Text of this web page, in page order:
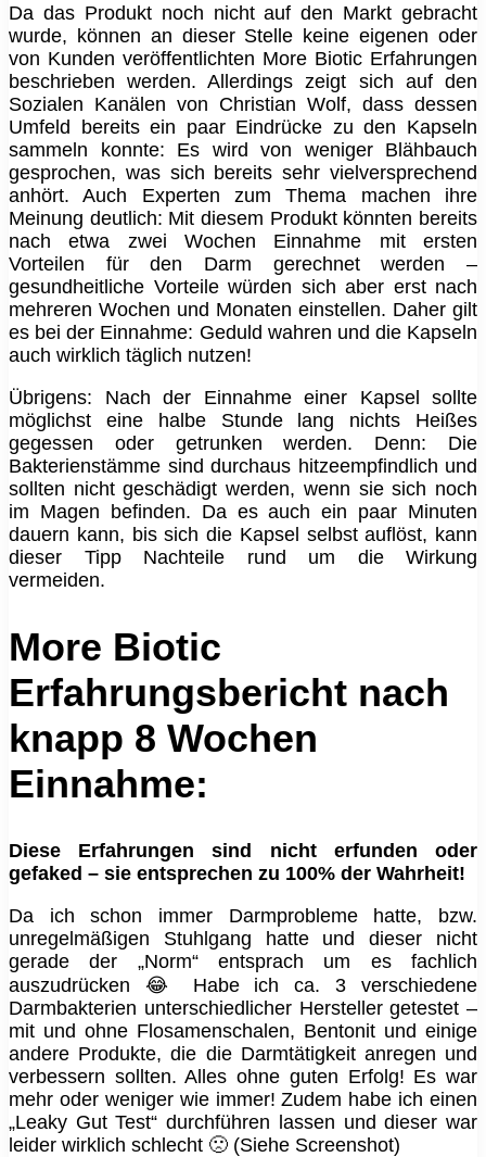
Da das Produkt noch nicht auf den Markt gebracht
wurde, können an dieser Stelle keine eigenen oder
von Kunden veröffentlichten More Biotic Erfahrungen
beschrieben werden. Allerdings zeigt sich auf den
Sozialen Kanälen von Christian Wolf, dass dessen
Umfeld bereits ein paar Eindrücke zu den Kapseln
sammeln konnte: Es wird von weniger Blähbauch
gesprochen, was sich bereits sehr vielversprechend
anhört. Auch Experten zum Thema machen ihre
Meinung deutlich: Mit diesem Produkt könnten bereits
nach etwa zwei Wochen Einnahme mit ersten
Vorteilen für den Darm gerechnet werden –
gesundheitliche Vorteile würden sich aber erst nach
mehreren Wochen und Monaten einstellen. Daher gilt
es bei der Einnahme: Geduld wahren und die Kapseln
auch wirklich täglich nutzen!
Übrigens: Nach der Einnahme einer Kapsel sollte
möglichst eine halbe Stunde lang nichts Heißes
gegessen oder getrunken werden. Denn: Die
Bakterienstämme sind durchaus hitzeempfindlich und
sollten nicht geschädigt werden, wenn sie sich noch
im Magen befinden. Da es auch ein paar Minuten
dauern kann, bis sich die Kapsel selbst auflöst, kann
dieser Tipp Nachteile rund um die Wirkung
vermeiden.
More Biotic
Erfahrungsbericht nach
knapp 8 Wochen
Einnahme:
Diese Erfahrungen sind nicht erfunden oder
gefaked – sie entsprechen zu 100% der Wahrheit!
Da ich schon immer Darmprobleme hatte, bzw.
unregelmäßigen Stuhlgang hatte und dieser nicht
gerade der „Norm“ entsprach um es fachlich
auszudrücken 😂 Habe ich ca. 3 verschiedene
Darmbakterien unterschiedlicher Hersteller getestet –
mit und ohne Flosamenschalen, Bentonit und einige
andere Produkte, die die Darmtätigkeit anregen und
verbessern sollten. Alles ohne guten Erfolg! Es war
mehr oder weniger wie immer! Zudem habe ich einen
„Leaky Gut Test“ durchführen lassen und dieser war
leider wirklich schlecht 🙁 (Siehe Screenshot)